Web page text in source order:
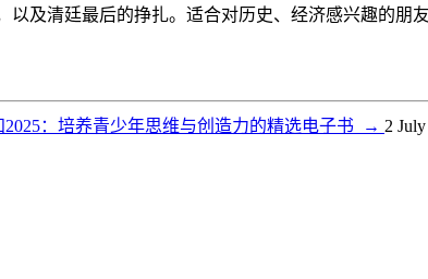
及清廷最后的挣扎。适合对历史、经济感兴趣的朋
2025：培养青少年思维与创造力的精选电子书 → 2